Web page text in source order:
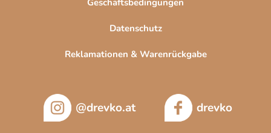
Geschäftsbedingungen
Datenschutz
Reklamationen & Warenrückgabe
@drevko.at drevko